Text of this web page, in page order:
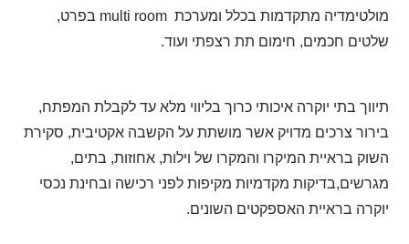
מולטימדיה מתקדמות בכלל ומערכת multi room בפרט,
שלטים חכמים, חימום תת רצפתי ועוד.
תיווך בתי יוקרה איכותי כרוך בליווי מלא עד לקבלת המפתח,
בירור צרכים מדויק אשר מושתת על הקשבה אקטיבית, סקירת
השוק בראיית המיקרו והמקרו של וילות, אחוזות, בתים,
מגרשים,בדיקות מקדמיות מקיפות לפני רכישה ובחינת נכסי
יוקרה בראיית האספקטים השונים.